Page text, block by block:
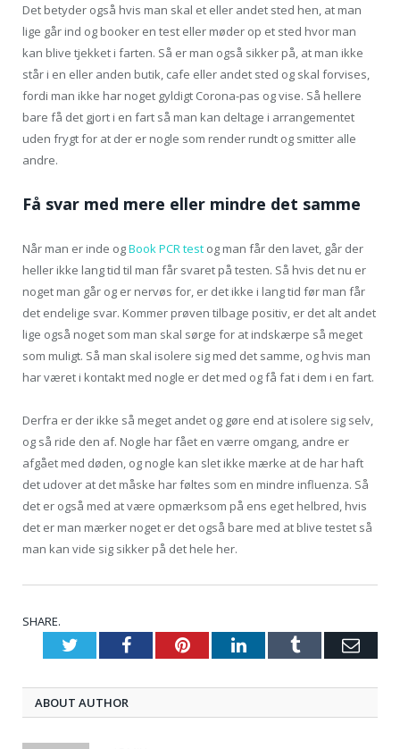
Det betyder også hvis man skal et eller andet sted hen, at man
lige går ind og booker en test eller møder op et sted hvor man
kan blive tjekket i farten. Så er man også sikker på, at man ikke
står i en eller anden butik, cafe eller andet sted og skal forvises,
fordi man ikke har noget gyldigt Corona-pas og vise. Så hellere
bare få det gjort i en fart så man kan deltage i arrangementet
uden frygt for at der er nogle som render rundt og smitter alle
andre.
Få svar med mere eller mindre det samme
Når man er inde ogBook PCR test og man får den lavet, går der
heller ikke lang tid til man får svaret på testen. Så hvis det nu er
noget man går og er nervøs for, er det ikke i lang tid før man får
det endelige svar. Kommer prøven tilbage positiv, er det alt andet
lige også noget som man skal sørge for at indskærpe så meget
som muligt. Så man skal isolere sig med det samme, og hvis man
har været i kontakt med nogle er det med og få fat i dem i en fart.
Derfra er der ikke så meget andet og gøre end at isolere sig selv,
og så ride den af. Nogle har fået en værre omgang, andre er
afgået med døden, og nogle kan slet ikke mærke at de har haft
det udover at det måske har føltes som en mindre influenza. Så
det er også med at være opmærksom på ens eget helbred, hvis
det er man mærker noget er det også bare med at blive testet så
man kan vide sig sikker på det hele her.
SHARE.
TwitterFacebookPinterestLinkedInTumblr
ABOUT AUTHOR